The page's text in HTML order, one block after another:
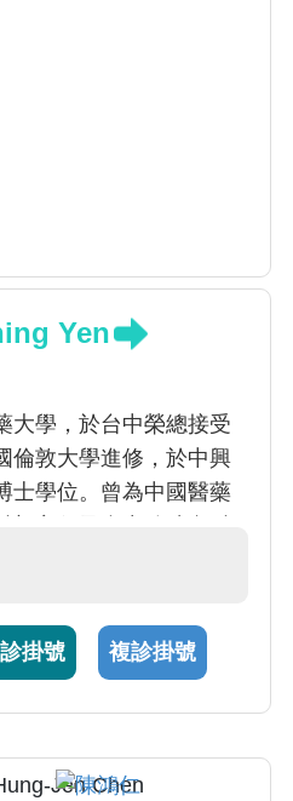
Yen
大學，於台中榮總接受
倫敦大學進修，於中興
士學位。曾為中國醫藥
專長為：咳嗽、過敏、
之照護。顏醫師是一位
的醫師，視病猶親，與
掛號 複診掛號